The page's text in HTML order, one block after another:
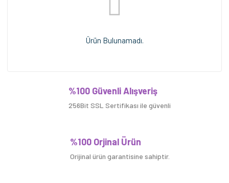
Ürün Bulunamadı.
%100 Güvenli Alışveriş
256Bit SSL Sertifikası ile güvenli
%100 Orjinal Ürün
Orijinal ürün garantisine sahiptir.